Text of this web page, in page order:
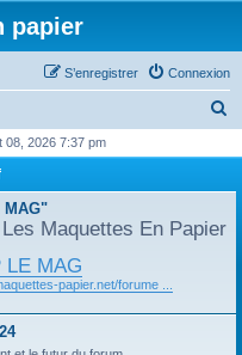
papier
Connexion
S’enregistrer
h
08, 2026 7:37 pm
MAG"
Maquettes En Papier
LE MAG
papier.net/forume ...